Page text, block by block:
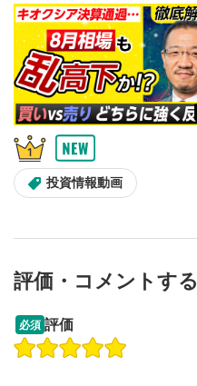
投資情報動画
操作説明動画
評価・コメントする
必須 評価